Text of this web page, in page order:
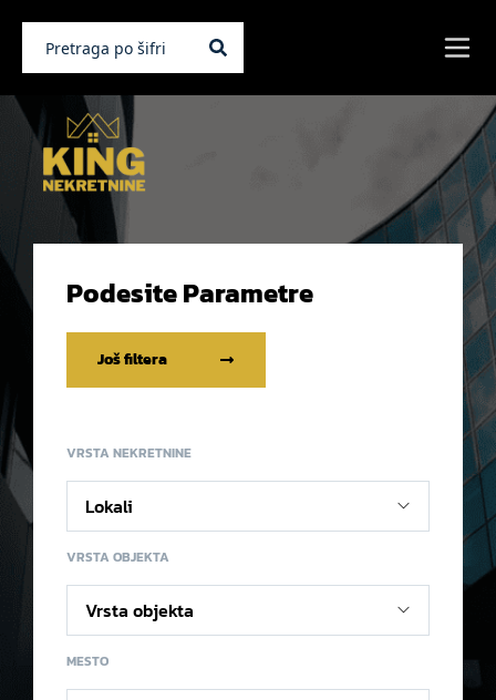
Podesite Parametre
Još filtera
VRSTA NEKRETNINE
VRSTA OBJEKTA
MESTO